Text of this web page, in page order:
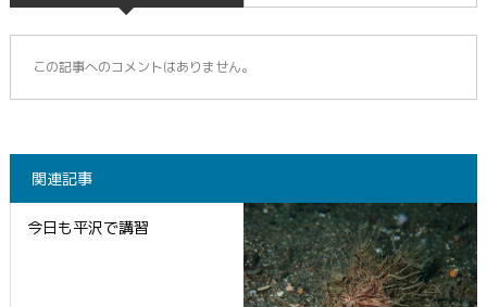
この記事へのコメントはありません。
関連記事
今日も平沢で講習